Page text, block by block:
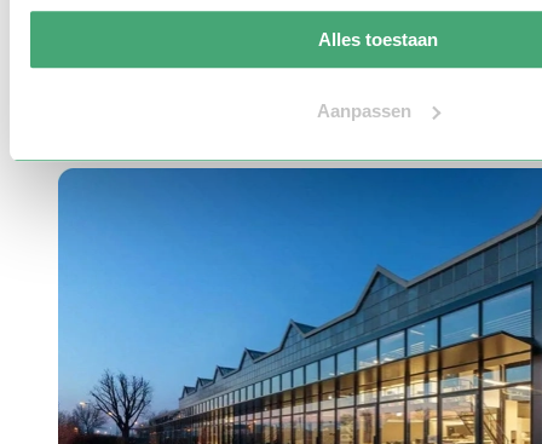
Alles toestaan
Aanpassen
Aandacht is alles!
staan voor je klaar! Neem contact op via ons contactformulier of